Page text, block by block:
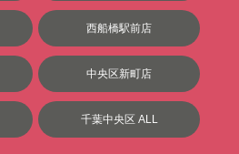
西船橋駅前店
中央区新町店
千葉中央区 ALL